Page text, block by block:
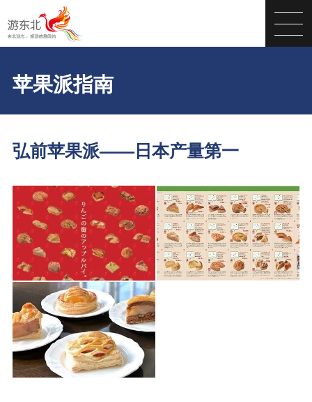
苹果派指南
弘前苹果派——日本产量第一